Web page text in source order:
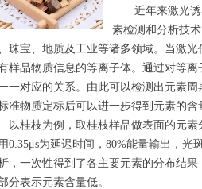
近年来激光
素检测和分析技术
珠宝、地质及工业等诸多领域。当激光
样品物质信息的等离子体。 通过对等离
一对应的关系。由此可以检测 出 元素周
准物质定标后可以进一步得到元素的含
以桂枝为例， 取桂枝样品做表面的元
0.35μs为延迟时间， 80%能量输出，光
，一次性得到了各主要元素的分布结
分表示元素含量低。